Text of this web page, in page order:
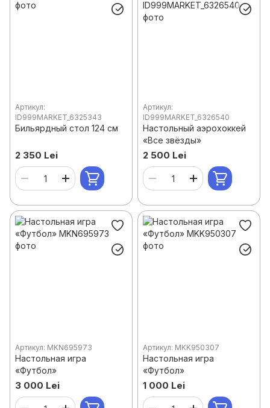
Артикул:
ID999MARKET_6325343
Бильярдный стол 124 см
2 350 Lei
Артикул:
ID999MARKET_6326540
Настольный аэрохоккей
«Все звёзды»
2 500 Lei
Артикул: MKN695973
Настольная игра
«Футбол»
3 000 Lei
Артикул: MKK950307
Настольная игра
«Футбол»
1 000 Lei